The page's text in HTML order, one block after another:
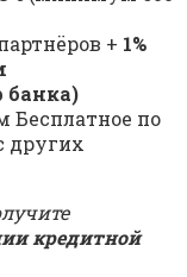
+ 1%
банка)
Бесплатное по
других
кредитной